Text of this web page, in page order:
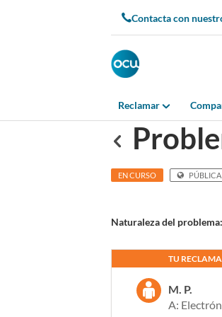
Contacta con
Reclamar
Anterior
EN CURSO PÚBLICA
Naturaleza del problema:
TU
M. P.
A: